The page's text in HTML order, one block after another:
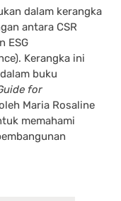
dalam kerangka
antara CSR
ESG
Kerangka ini
buku
for
Maria Rosaline
memahami